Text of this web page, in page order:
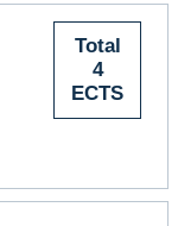
Total
4
ECTS